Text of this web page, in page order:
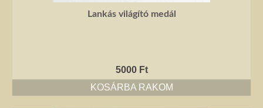
Lankás világító medál
5000 Ft
KOSÁRBA RAKOM